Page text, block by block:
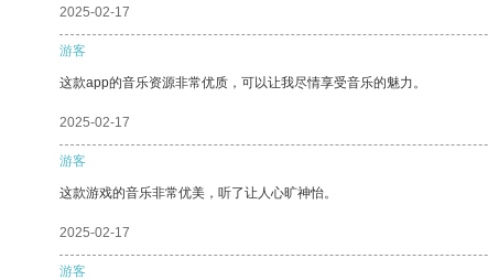
2025-02-17
游客
这款app的音乐资源非常优质，可以让我尽情享受音乐的魅力。
2025-02-17
游客
这款游戏的音乐非常优美，听了让人心旷神怡。
2025-02-17
游客